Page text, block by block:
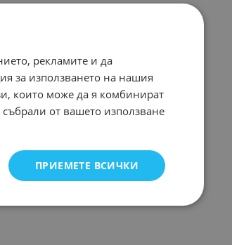
рекламите и да
за използването на нашия
които може да я комбинират
от вашето използване
ПРИЕМЕТЕ ВСИЧКИ